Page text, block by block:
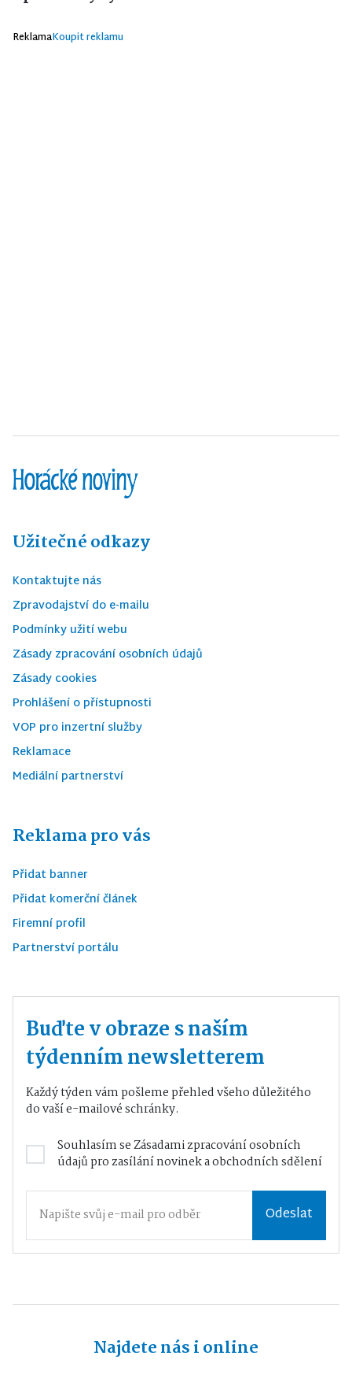
ReklamaKoupit reklamu
Užitečné odkazy
Kontaktujte nás
Zpravodajství do e-mailu
Podmínky užití webu
Zásady zpracování osobních údajů
Zásady cookies
Prohlášení o přístupnosti
VOP pro inzertní služby
Reklamace
Mediální partnerství
Reklama pro vás
Přidat banner
Přidat komerční článek
Firemní profil
Partnerství portálu
Buďte v obraze s naším
týdenním newsletterem
Každý týden vám pošleme přehled všeho důležitého
do vaší e-mailové schránky.
Souhlasím seZásadami zpracování osobních
údajůpro zasílání novinek a obchodních sdělení
Odeslat
Najdete nás i online